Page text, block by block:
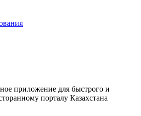
приложение для быстрого и
порталу Казахстана